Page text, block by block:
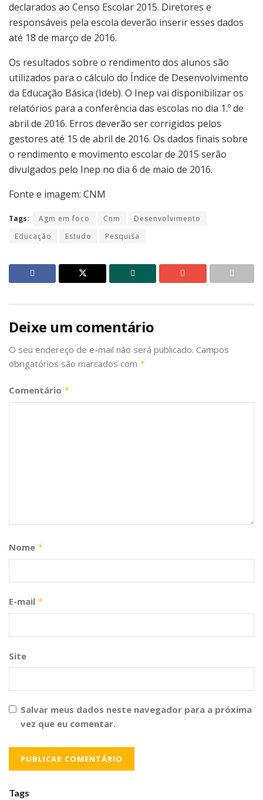
declarados ao Censo Escolar 2015. Diretores e
responsáveis pela escola deverão inserir esses dados
até 18 de março de 2016.
Os resultados sobre o rendimento dos alunos são
utilizados para o cálculo do Índice de Desenvolvimento
da Educação Básica (Ideb). O Inep vai disponibilizar os
relatórios para a conferência das escolas no dia 1.º de
abril de 2016. Erros deverão ser corrigidos pelos
gestores até 15 de abril de 2016. Os dados finais sobre
o rendimento e movimento escolar de 2015 serão
divulgados pelo Inep no dia 6 de maio de 2016.
Fonte e imagem: CNM
Tags: Agm em foco Cnm
Desenvolvimento
Educação
Estudo Pesquisa
Deixe um comentário
O seu endereço de e-mail não será publicado. Campos
obrigatórios são marcados com *
Comentário *
Nome *
E-mail *
Site
Salvar meus dados neste navegador para a próxima
vez que eu comentar.
Tags